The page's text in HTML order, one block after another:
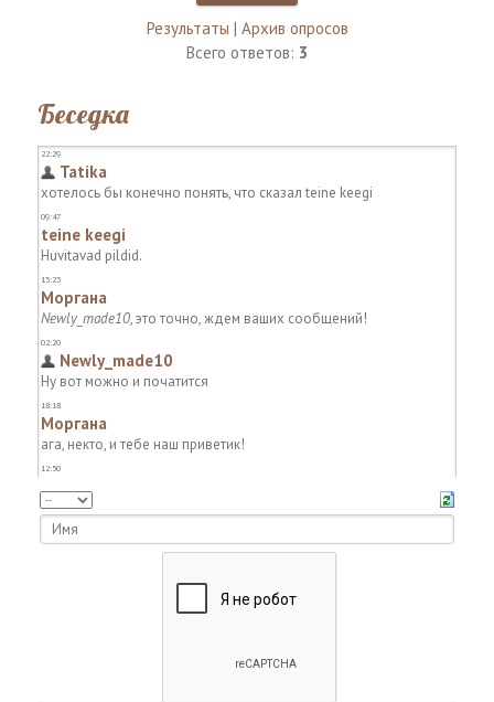
Результаты | Архив опросов
Всего ответов: 3
Беседка